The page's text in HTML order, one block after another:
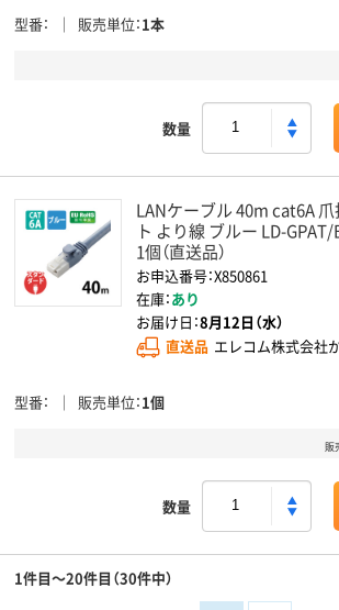
型番 販売単位 1本
数量
LANケーブル 40m cat6A
ト より線 ブルー LD-
1個（直送品）
お申込番号：X850861
在庫：あり
お届け日：8月12日（水）
直送品 エレコム株式会社
型番 販売単位 1個
販
数量
1件目～20件目（30件中）